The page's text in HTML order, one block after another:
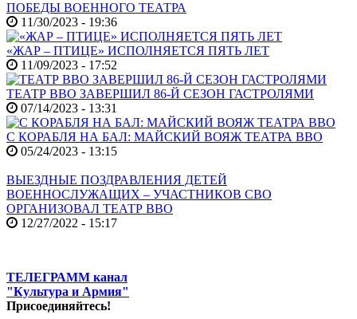
ПОБЕДЫ ВОЕННОГО ТЕАТРА
11/30/2023 - 19:36
«ЖАР – ПТИЦЕ» ИСПОЛНЯЕТСЯ ПЯТЬ ЛЕТ
11/09/2023 - 17:52
ТЕАТР ВВО ЗАВЕРШИЛ 86-Й СЕЗОН ГАСТРОЛЯМИ
07/14/2023 - 13:31
С КОРАБЛЯ НА БАЛ: МАЙСКИЙ ВОЯЖ ТЕАТРА ВВО
05/24/2023 - 13:15
ВЫЕЗДНЫЕ ПОЗДРАВЛЕНИЯ ДЕТЕЙ
ВОЕННОСЛУЖАЩИХ – УЧАСТНИКОВ СВО
ОРГАНИЗОВАЛ ТЕАТР ВВО
12/27/2022 - 15:17
ТЕЛЕГРАММ канал
"Культура и Армия"
Присоединяйтесь!